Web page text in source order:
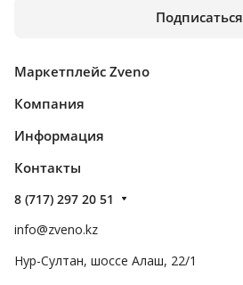
Подписаться
Маркетплейс Zveno
Компания
Информация
Контакты
8 (717) 297 20 51
info@zveno.kz
Нур-Султан, шоссе Алаш, 22/1